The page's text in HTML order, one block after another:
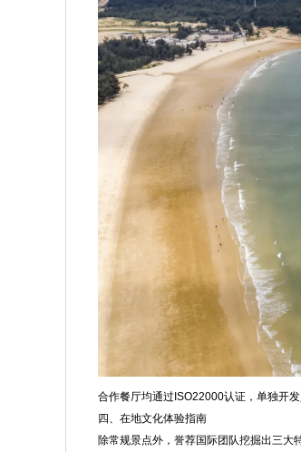
合作餐厅均通过ISO22000认证，单独开
四、在地文化体验指南
除常规景点外，誉荐国际团队挖掘出三大